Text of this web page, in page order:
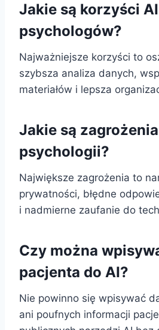
Jakie są korzyści
psychologów?
Najważniejsze korzyści to
szybsza analiza danych,
materiałów i lepsza
Jakie są
psychologii?
Największe zagrożenia to
prywatności, błędne
i nadmierne zaufanie do
Czy można
pacjenta do AI?
Nie powinno się wpisywać
ani poufnych informacji